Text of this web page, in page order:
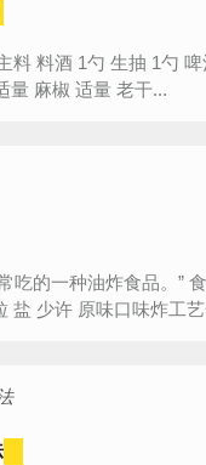
整鸭 1000 干辣椒 适量 麻椒 适量 老干...